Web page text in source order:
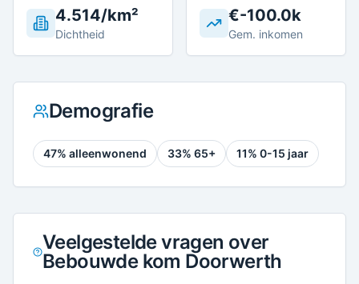
4.514/km²
Dichtheid
€-100.0k
Gem. inkomen
Demografie
47% alleenwonend 33% 65+ 11% 0-15 jaar
Veelgestelde vragen over
Bebouwde kom Doorwerth